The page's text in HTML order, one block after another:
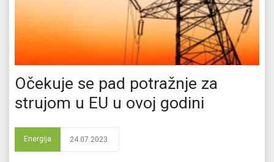
Očekuje se pad potražnje za
strujom u EU u ovoj godini
Energija 24.07.2023.